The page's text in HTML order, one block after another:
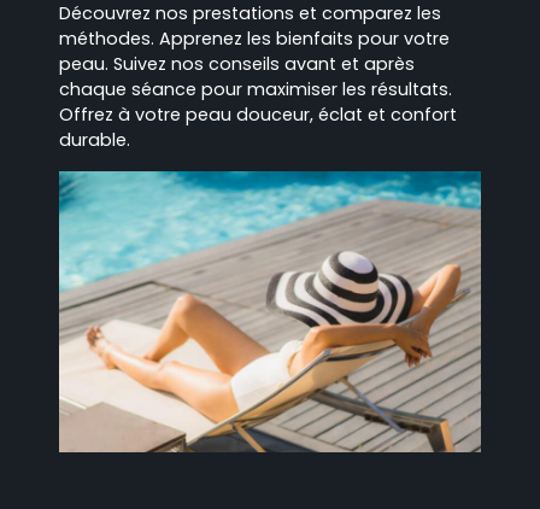
Découvrez nos prestations et comparez les
méthodes. Apprenez les bienfaits pour votre
peau. Suivez nos conseils avant et après
chaque séance pour maximiser les résultats.
Offrez à votre peau douceur, éclat et confort
durable.